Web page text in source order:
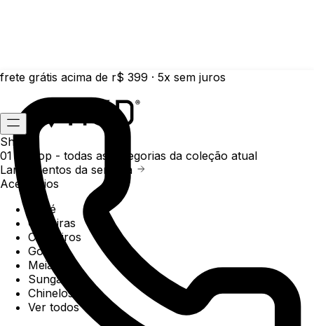
frete grátis acima de r$ 399 · 5x sem juros
Shop
01 /
Shop - todas as categorias da coleção atual
Lançamentos da semana
Acessórios
Boné
Carteiras
Chaveiros
Gorros
Meias
Sunga
Chinelos
Ver todos